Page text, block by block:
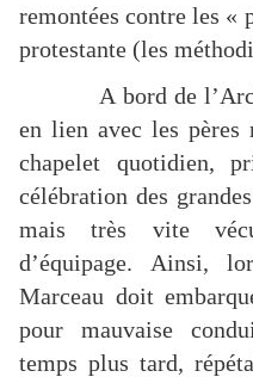
remontées contre les «
protestante (les
A bord de
en lien avec les pères
chapelet quotidien,
célébration des
mais très vite
d’équipage. Ainsi,
Marceau doit
pour mauvaise
temps plus tard,